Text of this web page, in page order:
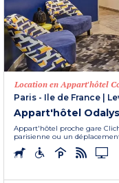
Location en Appart'hôtel
Paris - Ile de France |
Appart'hôtel
Appart'hôtel proche gare
parisienne ou un